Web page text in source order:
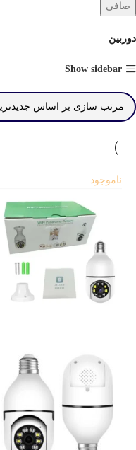
صافی
دوربین
Show sidebar
ناموجود